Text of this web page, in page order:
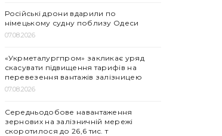
Російські дрони вдарили по
німецькому судну поблизу Одеси
07.08.2026
«Укрметалургпром» закликає уряд
скасувати підвищення тарифів на
перевезення вантажів залізницею
07.08.2026
Середньодобове навантаження
зернових на залізничній мережі
скоротилося до 26,6 тис. т